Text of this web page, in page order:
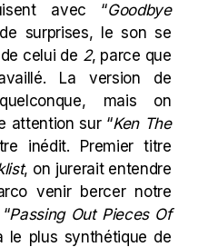
avec “Goodbye
surprises, le son se
celui de 2, parce que
La version de
mais on
attention sur “Ken The
inédit. Premier titre
, on jurerait entendre
venir bercer notre
Passing Out Pieces Of
le plus synthétique de